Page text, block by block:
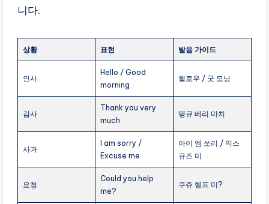
니다.
상황 표현 발음 가이드
인사
Hello / Good
morning
헬로우 / 굿 모닝
감사
Thank you very
much
땡큐 베리 마치
사과
I am sorry /
Excuse me
아이 엠 쏘리 / 익스
큐즈 미
요청
Could you help
me?
쿠쥬 헬프 미?